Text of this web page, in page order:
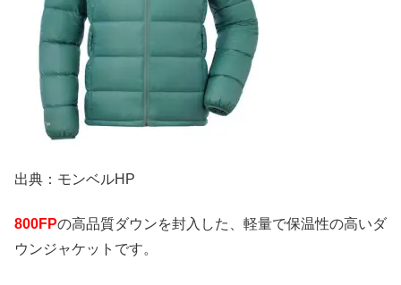
出典：モンベルHP
800FPの高品質ダウンを封入した、軽量で保温性の高いダ
ウンジャケットです。